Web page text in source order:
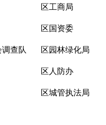
区工商局
区国资委
查队
区园林绿化局
区人防办
区城管执法局